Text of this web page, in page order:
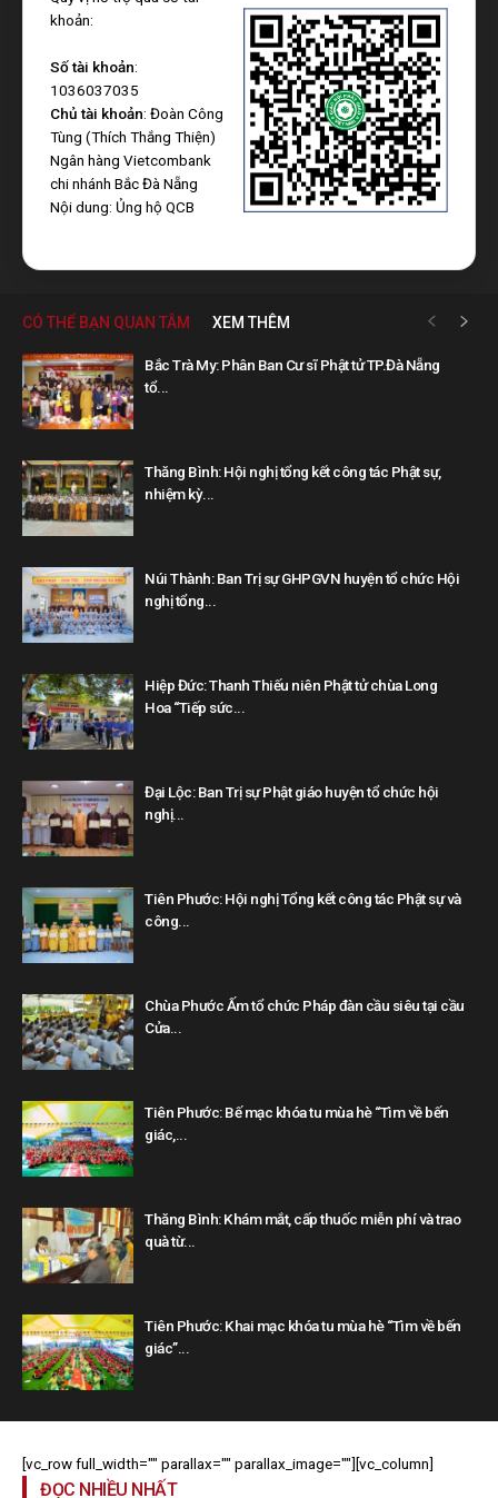
khoản:
Số tài khoản:
1036037035
Chủ tài khoản: Đoàn Công
Tùng (Thích Thắng Thiện)
Ngân hàng Vietcombank
chi nhánh Bắc Đà Nẵng
Nội dung: Ủng hộ QCB
CÓ THỂ BẠN QUAN TÂM XEM THÊM
Bắc Trà My: Phân Ban Cư sĩ Phật tử TP.Đà Nẵng
tổ...
Thăng Bình: Hội nghị tổng kết công tác Phật sự,
nhiệm kỳ...
Núi Thành: Ban Trị sự GHPGVN huyện tổ chức Hội
nghị tổng...
Hiệp Đức: Thanh Thiếu niên Phật tử chùa Long
Hoa “Tiếp sức...
Đại Lộc: Ban Trị sự Phật giáo huyện tổ chức hội
nghị...
Tiên Phước: Hội nghị Tổng kết công tác Phật sự và
công...
Chùa Phước Ấm tổ chức Pháp đàn cầu siêu tại cầu
Cửa...
Tiên Phước: Bế mạc khóa tu mùa hè “Tìm về bến
giác,...
Thăng Bình: Khám mắt, cấp thuốc miễn phí và trao
quà từ...
Tiên Phước: Khai mạc khóa tu mùa hè “Tìm về bến
giác”...
[vc_row full_width="" parallax="" parallax_image=""][vc_column]
ĐỌC NHIỀU NHẤT